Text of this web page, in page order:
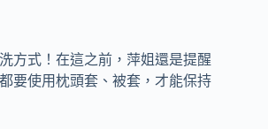
方式！在這之前，萍姐還是提醒
要使用枕頭套、被套，才能保持